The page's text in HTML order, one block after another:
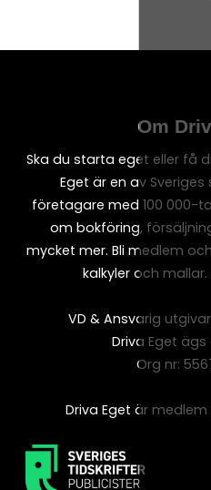
Om
Ska du starta eget eller få
Eget är en av
företagare med 100 000-
om bokföring,
mycket mer. Bli medlem
kalkyler och mallar.
VD & Ansvarig
Driva Eget ägs
Org nr:
Driva Eget är medlem